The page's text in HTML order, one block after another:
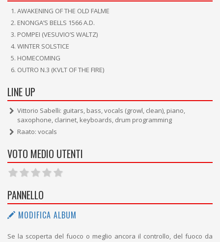
AWAKENING OF THE OLD FALME
ENONGA’S BELLS 1566 A.D.
POMPEI (VESUVIO’S WALTZ)
WINTER SOLSTICE
HOMECOMING
OUTRO N.3 (KVLT OF THE FIRE)
LINE UP
Vittorio Sabelli: guitars, bass, vocals (growl, clean), piano,
saxophone, clarinet, keyboards, drum programming
Raato: vocals
VOTO MEDIO UTENTI
PANNELLO
MODIFICA ALBUM
Se la scoperta del fuoco o meglio ancora il controllo, del fuoco da